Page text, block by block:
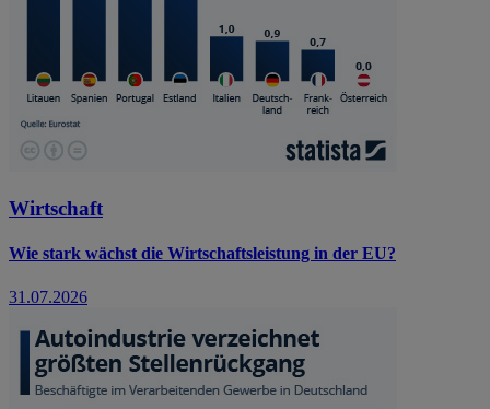
Wirtschaft
Wie stark wächst die Wirtschaftsleistung in der EU?
31.07.2026